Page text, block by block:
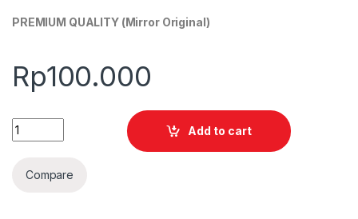
PREMIUM QUALITY (Mirror Original)
Rp100.000
Quantity
Add to cart
Compare